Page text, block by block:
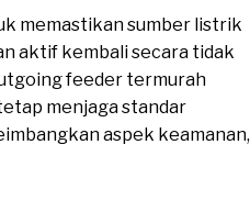
memastikan sumber listrik
aktif kembali secara tidak
feeder termurah
menjaga standar
aspek keamanan,